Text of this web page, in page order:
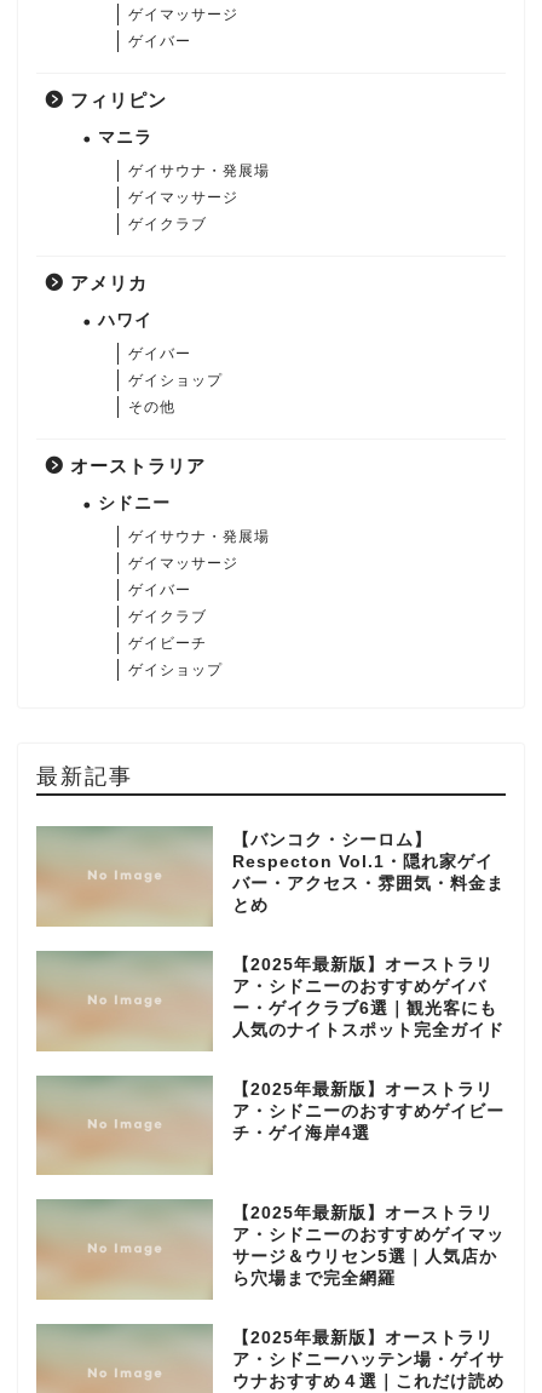
ゲイマッサージ
ゲイバー
フィリピン
マニラ
ゲイサウナ・発展場
ゲイマッサージ
ゲイクラブ
アメリカ
ハワイ
ゲイバー
ゲイショップ
その他
オーストラリア
シドニー
ゲイサウナ・発展場
ゲイマッサージ
ゲイバー
ゲイクラブ
ゲイビーチ
ゲイショップ
最新記事
【バンコク・シーロム】
Respecton Vol.1・隠れ家ゲイ
バー・アクセス・雰囲気・料金ま
とめ
【2025年最新版】オーストラリ
ア・シドニーのおすすめゲイバ
ー・ゲイクラブ6選｜観光客にも
人気のナイトスポット完全ガイド
【2025年最新版】オーストラリ
ア・シドニーのおすすめゲイビー
チ・ゲイ海岸4選
【2025年最新版】オーストラリ
ア・シドニーのおすすめゲイマッ
サージ＆ウリセン5選｜人気店か
ら穴場まで完全網羅
【2025年最新版】オーストラリ
ア・シドニーハッテン場・ゲイサ
ウナおすすめ４選｜これだけ読め